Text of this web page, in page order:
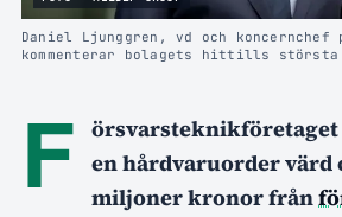
Daniel Ljunggren, vd och koncernchef
kommenterar bolagets hittills största
F örsvarsteknikföretaget
en hårdvaruorder värd
miljoner kronor från